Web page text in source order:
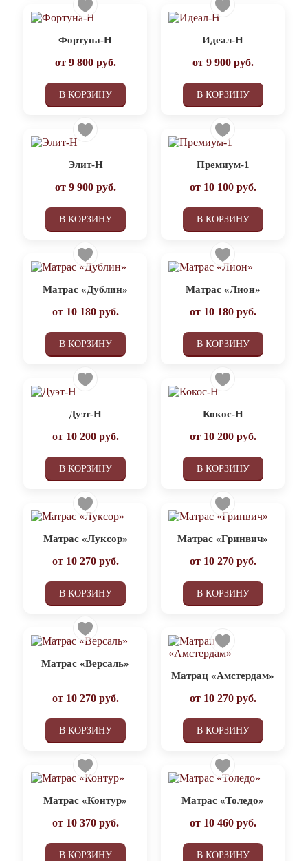
Фортуна-Н
от 9 800руб.
В КОРЗИНУ
Идеал-Н
от 9 900руб.
В КОРЗИНУ
Элит-Н
от 9 900руб.
В КОРЗИНУ
Премиум-1
от 10 100руб.
В КОРЗИНУ
Матрас «Дублин»
от 10 180руб.
В КОРЗИНУ
Матрас «Лион»
от 10 180руб.
В КОРЗИНУ
Дуэт-Н
от 10 200руб.
В КОРЗИНУ
Кокос-Н
от 10 200руб.
В КОРЗИНУ
Матрас «Луксор»
от 10 270руб.
В КОРЗИНУ
Матрас «Гринвич»
от 10 270руб.
В КОРЗИНУ
Матрас «Версаль»
от 10 270руб.
В КОРЗИНУ
Матрац «Амстердам»
от 10 270руб.
В КОРЗИНУ
Матрас «Контур»
от 10 370руб.
В КОРЗИНУ
Матрас «Толедо»
от 10 460руб.
В КОРЗИНУ